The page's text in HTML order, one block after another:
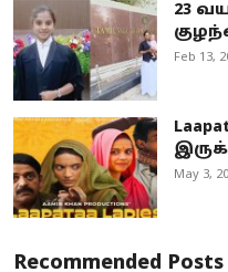
23
Feb 13,
May 3,
Recommended Posts